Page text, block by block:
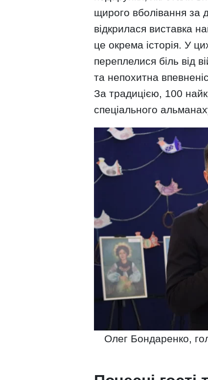
щирого вболівання за
відкрилася виставка
це окрема історія. У
переплелися біль від
та непохитна
За традицією, 100
спеціального
Олег Бондаренко,